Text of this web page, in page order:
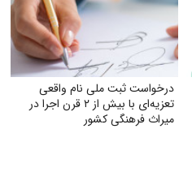
درخواست ثبت ملی نام واقعی
تعزیه‌ای با بیش از ۲ قرن اجرا در
میراث فرهنگی کشور